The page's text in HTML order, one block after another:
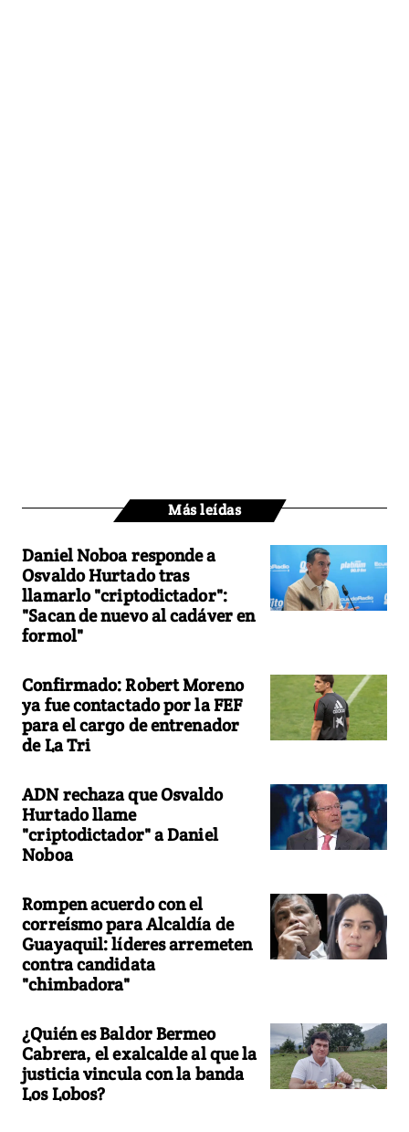
Más leídas
Daniel Noboa responde a
Osvaldo Hurtado tras
llamarlo "criptodictador":
"Sacan de nuevo al cadáver en
formol"
Confirmado: Robert Moreno
ya fue contactado por la FEF
para el cargo de entrenador
de La Tri
ADN rechaza que Osvaldo
Hurtado llame
"criptodictador" a Daniel
Noboa
Rompen acuerdo con el
correísmo para Alcaldía de
Guayaquil: líderes arremeten
contra candidata
"chimbadora"
¿Quién es Baldor Bermeo
Cabrera, el exalcalde al que la
justicia vincula con la banda
Los Lobos?